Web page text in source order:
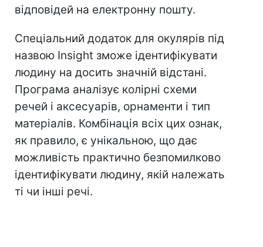
відповідей на електронну пошту.
Спеціальний додаток для окулярів під
назвою Insight зможе ідентифікувати
людину на досить значній відстані.
Програма аналізує колірні схеми
речей і аксесуарів, орнаменти і тип
матеріалів. Комбінація всіх цих ознак,
як правило, є унікальною, що дає
можливість практично безпомилково
ідентифікувати людину, якій належать
ті чи інші речі.